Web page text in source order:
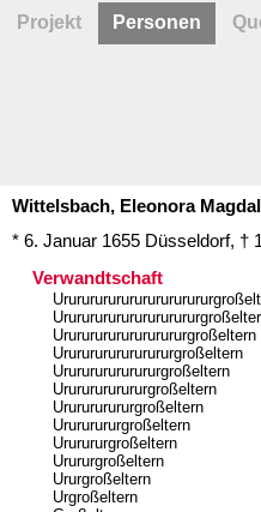
Wittelsbach, Eleonora
* 6. Januar 1655 Düsseldorf, †
Verwandtschaft
Ururururururururururgroßeltern
Urururururururururgroßeltern
Ururururururururgroßeltern
Urururururururgroßeltern
Ururururururgroßeltern
Urururururgroßeltern
Ururururgroßeltern
Urururgroßeltern
Ururgroßeltern
Urgroßeltern
Projekt Personen